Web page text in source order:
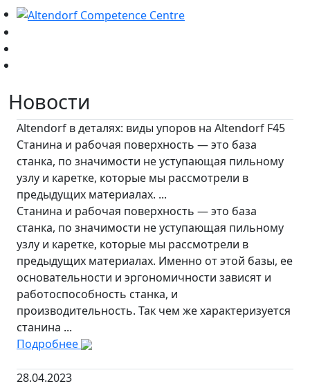
Новости
Altendorf в деталях: виды упоров на Altendorf F45
Станина и рабочая поверхность — это база
станка, по значимости не уступающая пильному
узлу и каретке, которые мы рассмотрели в
предыдущих материалах. ...
Станина и рабочая поверхность — это база
станка, по значимости не уступающая пильному
узлу и каретке, которые мы рассмотрели в
предыдущих материалах. Именно от этой базы, ее
основательности и эргономичности зависят и
работоспособность станка, и
производительность. Так чем же характеризуется
станина ...
Подробнее
28.04.2023